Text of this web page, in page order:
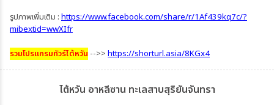
รูปภาพเพิ่มเติม : https://www.facebook.com/share/r/1Af439kq7c/?
mibextid=wwXIfr
รวมโปรแกรมทัวร์ไต้หวัน -->> https://shorturl.asia/8KGx4
ไต้หวัน อาหลีซาน ทะเลสาบสุริยันจันทรา